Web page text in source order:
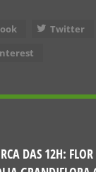
Twitter
DAS 12H: